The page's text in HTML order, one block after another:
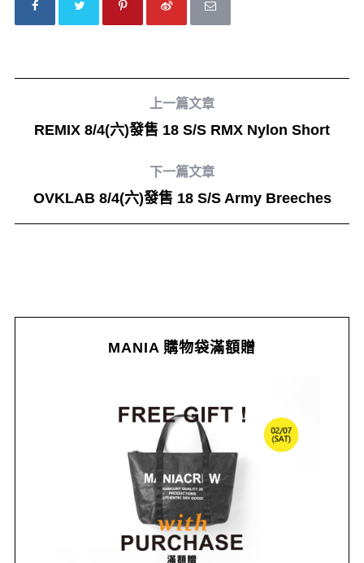
上一篇文章
REMIX 8/4(六)發售 18 S/S RMX Nylon Short
下一篇文章
OVKLAB 8/4(六)發售 18 S/S Army Breeches
MANIA 購物袋滿額贈